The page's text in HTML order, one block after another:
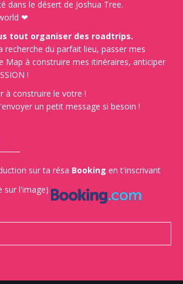
dans le désert de Joshua Tree.
❤
tout organiser des roadtrips.
recherche du parfait lieu, passer mes
Map à construire mes itinéraires, anticiper
!
à construire le votre !
un petit message si besoin !
sur ta résa Booking en t'inscrivant
sur l'image)